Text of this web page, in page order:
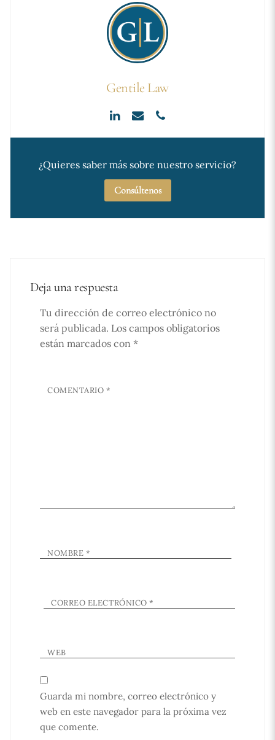
Gentile Law
¿Quieres saber más sobre nuestro servicio?
Consúltenos
Deja una respuesta
Tu dirección de correo electrónico no
será publicada. Los campos obligatorios
están marcados con *
COMENTARIO *
NOMBRE *
CORREO ELECTRÓNICO*
WEB
Guarda mi nombre, correo electrónico y
web en este navegador para la próxima vez
que comente.